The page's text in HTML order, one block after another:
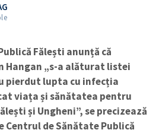
Fălești anunță că
Hangan „s-a alăturat listei
pierdut lupta cu infecția
viața și sănătatea pentru
și Ungheni”, se precizează
Centrul de Sănătate Publică